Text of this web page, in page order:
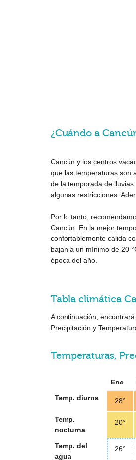
¿Cuándo a
Cancún y los centros
que las temperaturas son
de la temporada de
algunas restricciones.
Por lo tanto,
Cancún. En la mejor
confortablemente cálida
bajan a un mínimo de 20
época del año.
Tabla climática
A continuación,
Precipitación y
Temperaturas,
Ene
Temp. diurna
28°
Temp.
nocturna
20°
Temp. del
agua
26°